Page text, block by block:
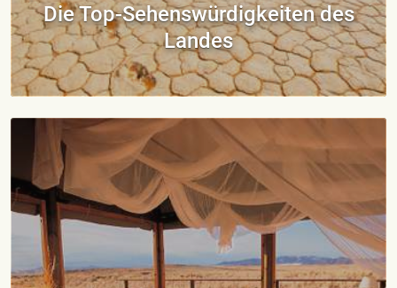
Die Top-Sehenswürdigkeiten des
Landes